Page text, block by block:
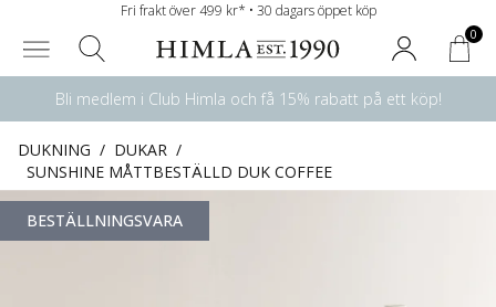
Fri frakt över 499 kr* • 30 dagars öppet köp
0
Bli medlem i Club Himla och få 15% rabatt på ett köp!
DUKNING / DUKAR /
SUNSHINE MÅTTBESTÄLLD DUK COFFEE
BESTÄLLNINGSVARA